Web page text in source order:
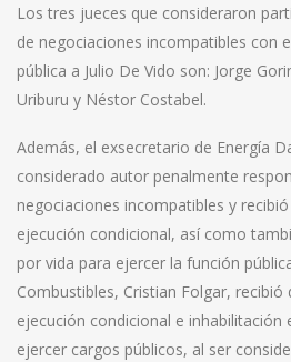
Los tres jueces que consideraron
de negociaciones incompatibles con
pública a Julio De Vido son: Jorge
Uriburu y Néstor Costabel.
Además, el exsecretario de Energía
considerado autor penalmente
negociaciones incompatibles y
ejecución condicional, así como
por vida para ejercer la función
Combustibles, Cristian Folgar,
ejecución condicional e inhabilitación
ejercer cargos públicos, al ser